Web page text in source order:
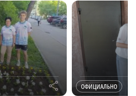
r ОФИЦИАЛЬНО